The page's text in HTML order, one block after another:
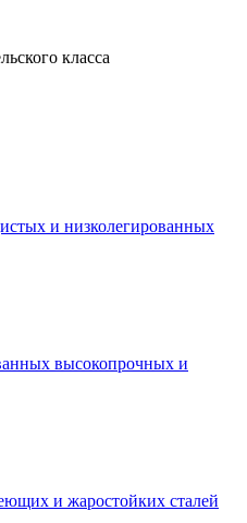
класса
и низколегированных
высокопрочных и
и жаростойких сталей